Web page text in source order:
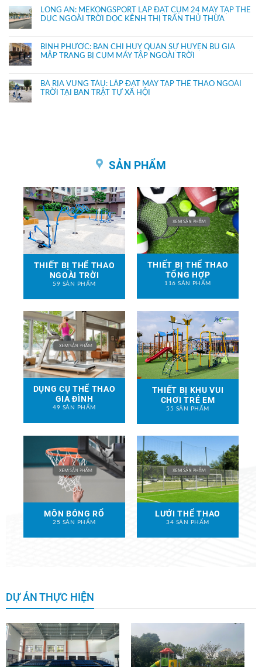
LONG AN: MEKONGSPORT LẮP ĐẶT CỤM 24 MÁY TẬP THỂ
DỤC NGOÀI TRỜI DỌC KÊNH THỊ TRẤN THỦ THỪA
BÌNH PHƯỚC: BAN CHỈ HUY QUÂN SỰ HUYỆN BÙ GIA
MẬP TRANG BỊ CỤM MÁY TẬP NGOÀI TRỜI
BÀ RỊA VŨNG TÀU: LẮP ĐẶT MÁY TẬP THỂ THAO NGOÀI
TRỜI TẠI BAN TRẬT TỰ XÃ HỘI
SẢN PHẨM
THIẾT BỊ THỂ THAO
NGOÀI TRỜI
59 SẢN PHẨM
THIẾT BỊ THỂ THAO
TỔNG HỢP
116 SẢN PHẨM
DỤNG CỤ THỂ THAO
GIA ĐÌNH
49 SẢN PHẨM
THIẾT BỊ KHU VUI
CHƠI TRẺ EM
55 SẢN PHẨM
MÔN BÓNG RỔ
25 SẢN PHẨM
LƯỚI THỂ THAO
34 SẢN PHẨM
DỰ ÁN THỰC HIỆN